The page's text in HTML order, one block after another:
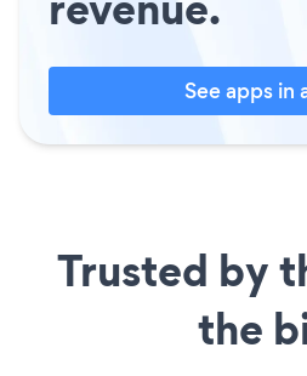
See apps in
Trusted by
the